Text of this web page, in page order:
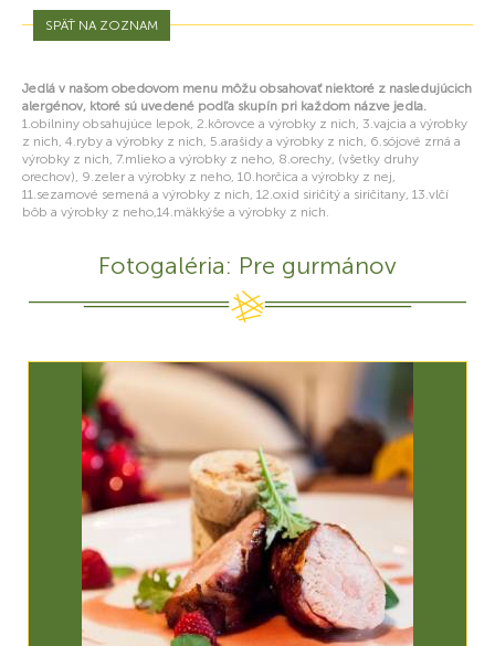
SPÄŤ NA ZOZNAM
Jedlá v našom obedovom menu môžu obsahovať niektoré z nasledujúcich
alergénov, ktoré sú uvedené podľa skupín pri každom názve jedla.
1.obilniny obsahujúce lepok, 2.kôrovce a výrobky z nich, 3.vajcia a výrobky
z nich, 4.ryby a výrobky z nich, 5.arašidy a výrobky z nich, 6.sójové zrná a
výrobky z nich, 7.mlieko a výrobky z neho, 8.orechy, (všetky druhy
orechov), 9.zeler a výrobky z neho, 10.horčica a výrobky z nej,
11.sezamové semená a výrobky z nich, 12.oxid siričitý a siričitany, 13.vlčí
bôb a výrobky z neho,14.mäkkýše a výrobky z nich.
Fotogaléria: Pre gurmánov